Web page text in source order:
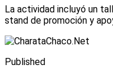
La actividad incluyó un
stand de promoción y
Published